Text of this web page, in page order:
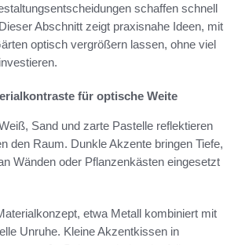
schaffen schnell
Abschnitt zeigt praxisnahe Ideen, mit
optisch vergrößern lassen, ohne viel
für optische Weite
Sand und zarte Pastelle reflektieren
den Raum. Dunkle Akzente bringen Tiefe,
Wänden oder Pflanzenkästen eingesetzt
etwa Metall kombiniert mit
Unruhe. Kleine Akzentkissen in